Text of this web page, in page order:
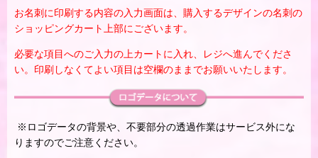
お名刺に印刷する内容の入力画面は、購入するデザインの名刺の
ショッピングカート上部にございます。
必要な項目へのご入力の上カートに入れ、レジへ進んでくださ
い。印刷しなくてよい項目は空欄のままでお願いいたします。
※ロゴデータの背景や、不要部分の透過作業はサービス外にな
りますのでご注意ください。